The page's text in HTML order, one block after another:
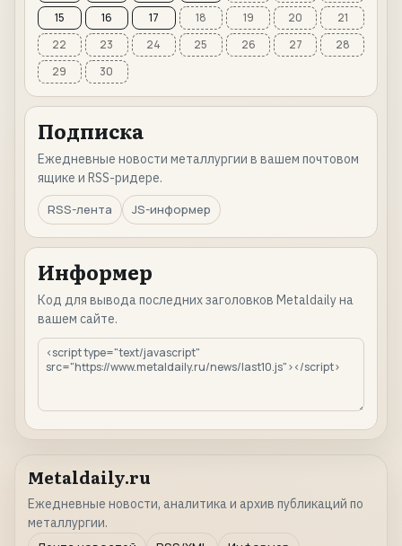
15
16 17 18 19 20
21
22
23 24 25 26 27
28
29
30
Подписка
Ежедневные новости металлургии в вашем почтовом
ящике и RSS-ридере.
RSS-лента
JS-информер
Информер
Код для вывода последних заголовков Metaldaily на
вашем сайте.
Metaldaily.ru
Ежедневные новости, аналитика и архив публикаций по
металлургии.